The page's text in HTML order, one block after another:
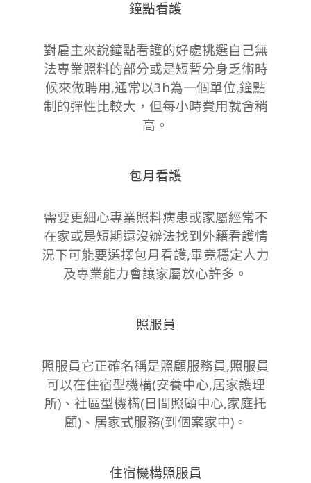
鐘點看護
對雇主來說鐘點看護的好處挑選自己無
法專業照料的部分或是短暫分身乏術時
候來做聘用,通常以3h為一個單位,鐘點
制的彈性比較大，但每小時費用就會稍
高。
包月看護
需要更細心專業照料病患或家屬經常不
在家或是短期還沒辦法找到外籍看護情
況下可能要選擇包月看護,畢竟穩定人力
及專業能力會讓家屬放心許多。
照服員
照服員它正確名稱是照顧服務員,照服員
可以在住宿型機構(安養中心,居家護理
所)、社區型機構(日間照顧中心,家庭托
顧)、居家式服務(到個案家中)。
住宿機構照服員